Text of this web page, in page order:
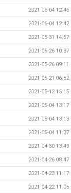
2021-06-04 12:46
2021-06-04 12:42
2021-05-31 14:57
2021-05-26 10:37
2021-05-26 09:11
2021-05-21 06:52
2021-05-12 15:15
2021-05-04 13:17
2021-05-04 13:13
2021-05-04 11:37
2021-04-30 13:49
2021-04-26 08:47
2021-04-23 11:17
2021-04-22 11:05